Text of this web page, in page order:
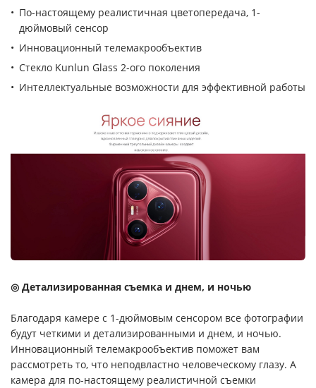
По-настоящему реалистичная цветопередача, 1-
дюймовый сенсор
Инновационный телемакрообъектив
Стекло Kunlun Glass 2-ого поколения
Интеллектуальные возможности для эффективной работы
◎ Детализированная съемка и днем, и ночью
Благодаря камере с 1-дюймовым сенсором все фотографии
будут четкими и детализированными и днем, и ночью.
Инновационный телемакрообъектив поможет вам
рассмотреть то, что неподвластно человеческому глазу. А
камера для по-настоящему реалистичной съемки